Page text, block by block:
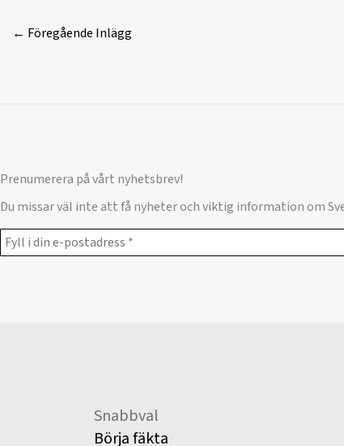
← Föregående Inlägg
Prenumerera på vårt nyhetsbrev!
Du missar väl inte att få nyheter och viktig information om
Snabbval
Börja fäkta